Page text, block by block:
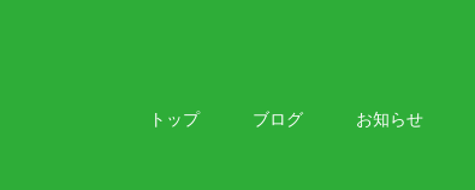
トップ ブログ お知らせ